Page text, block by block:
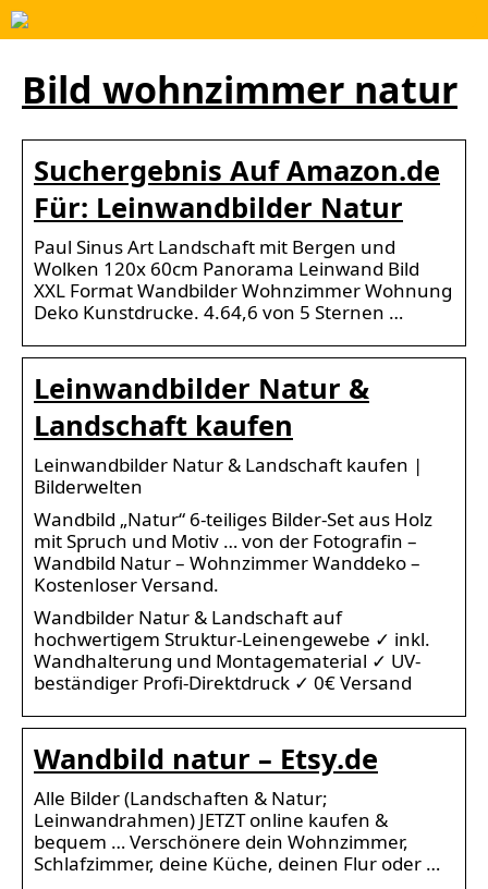
Bild wohnzimmer natur
Suchergebnis Auf Amazon.de
Für: Leinwandbilder Natur
Paul Sinus Art Landschaft mit Bergen und
Wolken 120x 60cm Panorama Leinwand Bild
XXL Format Wandbilder Wohnzimmer Wohnung
Deko Kunstdrucke. 4.64,6 von 5 Sternen …
Leinwandbilder Natur &
Landschaft kaufen
Leinwandbilder Natur & Landschaft kaufen |
Bilderwelten
Wandbild „Natur“ 6-teiliges Bilder-Set aus Holz
mit Spruch und Motiv … von der Fotografin –
Wandbild Natur – Wohnzimmer Wanddeko –
Kostenloser Versand.
Wandbilder Natur & Landschaft auf
hochwertigem Struktur-Leinengewebe ✓ inkl.
Wandhalterung und Montagematerial ✓ UV-
beständiger Profi-Direktdruck ✓ 0€ Versand
Wandbild natur – Etsy.de
Alle Bilder (Landschaften & Natur;
Leinwandrahmen) JETZT online kaufen &
bequem … Verschönere dein Wohnzimmer,
Schlafzimmer, deine Küche, deinen Flur oder …